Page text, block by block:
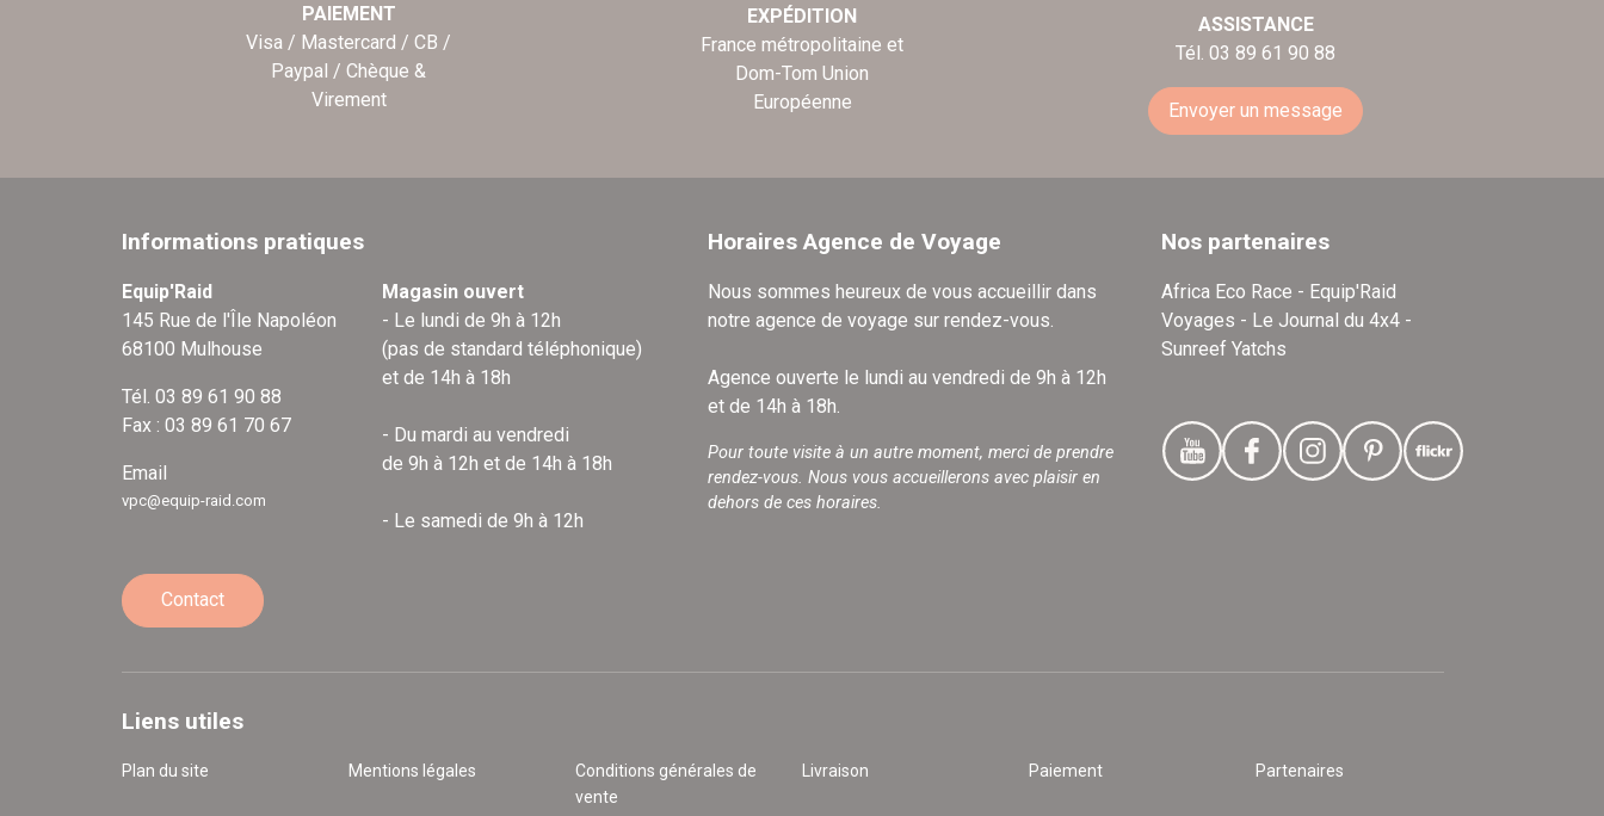
PAIEMENT
Visa / Mastercard / CB /
Paypal / Chèque &
Virement
EXPÉDITION
France métropolitaine et
Dom-Tom Union
Européenne
ASSISTANCE
Tél. 03 89 61 90 88
Envoyer un message
Informations pratiques
Equip'Raid
145 Rue de l'Île Napoléon
68100 Mulhouse
Tél. 03 89 61 90 88
Fax : 03 89 61 70 67
Email
vpc@equip-raid.com
Magasin ouvert
- Le lundi de 9h à 12h
(pas de standard téléphonique)
et de 14h à 18h
- Du mardi au vendredi
de 9h à 12h et de 14h à 18h
- Le samedi de 9h à 12h
Contact
Horaires Agence de Voyage
Nous sommes heureux de vous accueillir dans
notre agence de voyage sur rendez-vous.
Agence ouverte le lundi au vendredi de 9h à 12h
et de 14h à 18h.
Pour toute visite à un autre moment, merci de prendre
rendez-vous. Nous vous accueillerons avec plaisir en
dehors de ces horaires.
Nos partenaires
Africa Eco Race - Equip'Raid
Voyages - Le Journal du 4x4 -
Sunreef Yatchs
Liens utiles
Plan du site Mentions légales
Conditions générales de
vente
Livraison Paiement Partenaires